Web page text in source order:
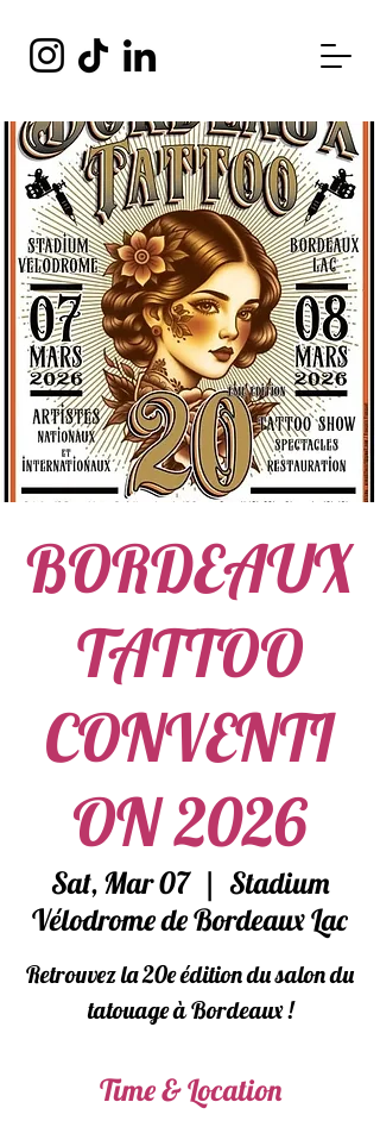
BORDEAUX
TATTOO
CONVENTI
ON 2026
Sat, Mar 07
  |
Stadium
Vélodrome de Bordeaux Lac
Retrouvez la 20e édition du salon du
tatouage à Bordeaux !
Time & Location